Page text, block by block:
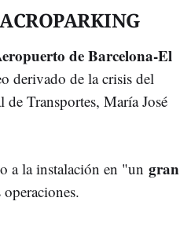
de Barcelona-El
derivado de la crisis del
de Transportes, María José
a la instalación en "un gran